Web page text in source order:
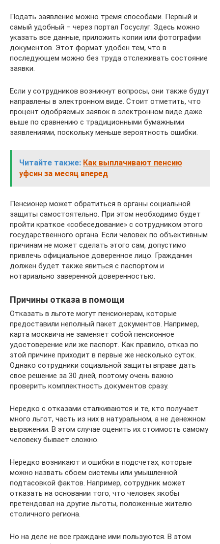
Подать заявление можно тремя способами. Первый и
самый удобный – через портал Госуслуг. Здесь можно
указать все данные, приложить копии или фотографии
документов. Этот формат удобен тем, что в
последующем можно без труда отслеживать состояние
заявки.
Если у сотрудников возникнут вопросы, они также будут
направлены в электронном виде. Стоит отметить, что
процент одобряемых заявок в электронном виде даже
выше по сравнению с традиционными бумажными
заявлениями, поскольку меньше вероятность ошибки.
Читайте также: Как выплачивают пенсию
уфсин за месяц вперед
Пенсионер может обратиться в органы социальной
защиты самостоятельно. При этом необходимо будет
пройти краткое «собеседование» с сотрудником этого
государственного органа. Если человек по объективным
причинам не может сделать этого сам, допустимо
привлечь официальное доверенное лицо. Гражданин
должен будет также явиться с паспортом и
нотариально заверенной доверенностью.
Причины отказа в помощи
Отказать в льготе могут пенсионерам, которые
предоставили неполный пакет документов. Например,
карта москвича не заменяет собой пенсионное
удостоверение или же паспорт. Как правило, отказ по
этой причине приходит в первые же несколько суток.
Однако сотрудники социальной защиты вправе дать
свое решение за 30 дней, поэтому очень важно
проверить комплектность документов сразу.
Нередко с отказами сталкиваются и те, кто получает
много льгот, часть из них в натуральном, а не денежном
выражении. В этом случае оценить их стоимость самому
человеку бывает сложно.
Нередко возникают и ошибки в подсчетах, которые
можно назвать сбоем системы или умышленной
подтасовкой фактов. Например, сотрудник может
отказать на основании того, что человек якобы
претендовал на другие льготы, положенные жителю
столичного региона.
Но на деле не все граждане ими пользуются. В этом